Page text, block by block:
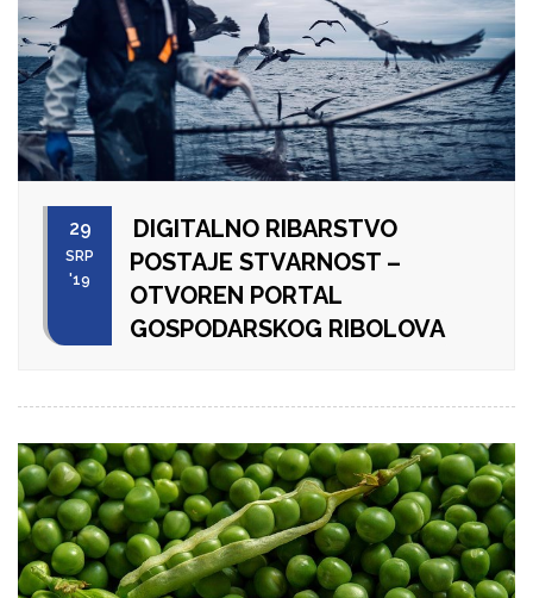
29
SRP
'19
DIGITALNO RIBARSTVO
POSTAJE STVARNOST –
OTVOREN PORTAL
GOSPODARSKOG RIBOLOVA